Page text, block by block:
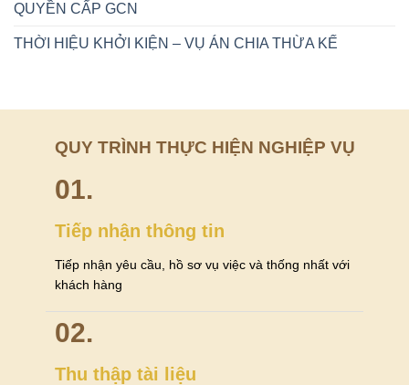
QUYỀN CẤP GCN
THỜI HIỆU KHỞI KIỆN – VỤ ÁN CHIA THỪA KẾ
QUY TRÌNH THỰC HIỆN NGHIỆP VỤ
01.
Tiếp nhận thông tin
Tiếp nhận yêu cầu, hồ sơ vụ việc và thống nhất với
khách hàng
02.
Thu thập tài liệu